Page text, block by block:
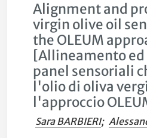
Alignment and
virgin olive oil
the OLEUM
[Allineamento
panel sensoriali
l'olio di oliva
l'approccio
Sara BARBIERI;